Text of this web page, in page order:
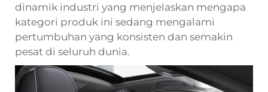
dinamik industri yang menjelaskan mengapa
kategori produk ini sedang mengalami
pertumbuhan yang konsisten dan semakin
pesat di seluruh dunia.